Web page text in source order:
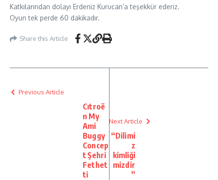
Katkılarından dolayı Erdeniz Kurucan’a teşekkür ederiz.
Oyun tek perde 60 dakikadır.
Share this Article
Previous Article
Cıtroë
n My
Ami
Buggy
Concep
t Şehri
Fethet
ti
Next Article
“Dilimi
z
kimliği
mizdir
”